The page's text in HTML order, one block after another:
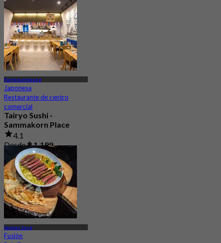
Ramkhamhaeng
Japonesa
Restaurante de centro
comercial
Tairyo Sushi -
Sammakorn Place
4.1
Desde฿ 1,199
Saphan Sung
Fusión